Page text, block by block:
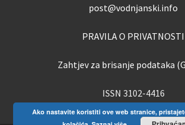
post@vodnjanski.info
PRAVILA O PRIVATNOSTI
Zahtjev za brisanje podataka
ISSN 3102-4416
Ako nastavite koristiti ove web stranice,